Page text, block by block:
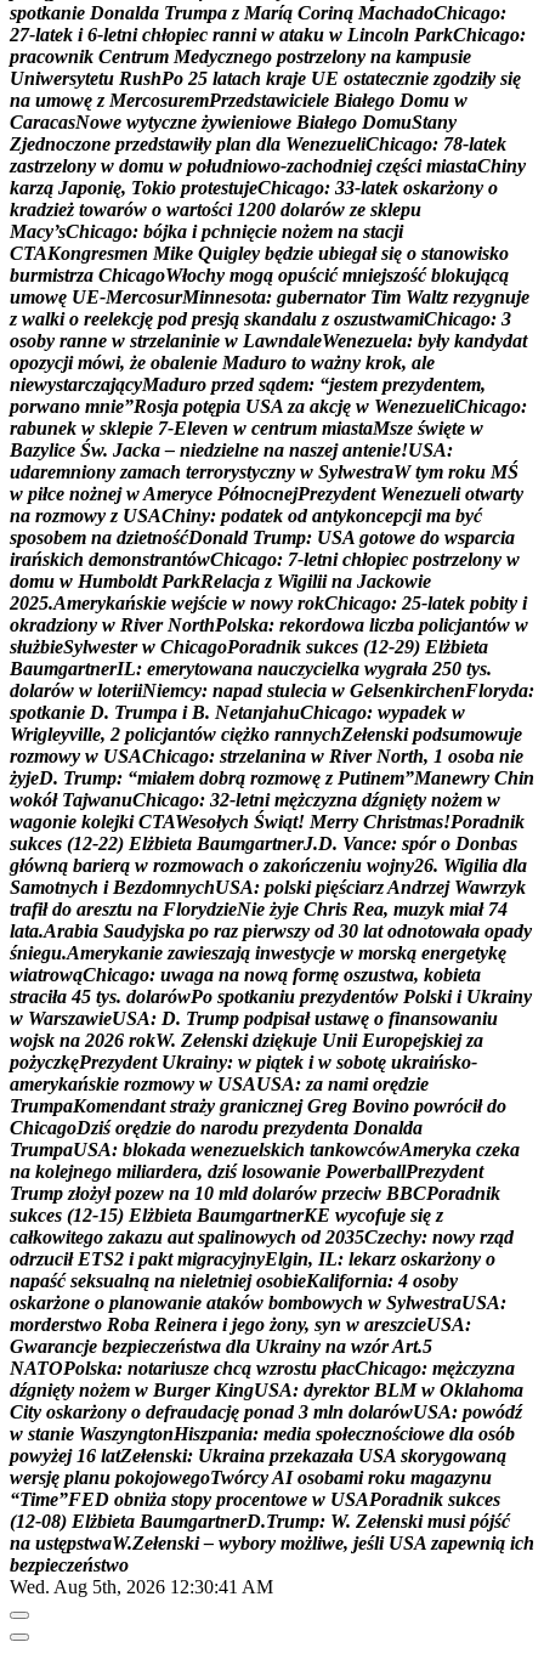
spotkanie Donalda Trumpa z Maríą Coriną MachadoChicago:
27-latek i 6-letni chłopiec ranni w ataku w Lincoln ParkChicago:
pracownik Centrum Medycznego postrzelony na kampusie
Uniwersytetu RushPo 25 latach kraje UE ostatecznie zgodziły się
na umowę z MercosuremPrzedstawiciele Białego Domu w
CaracasNowe wytyczne żywieniowe Białego DomuStany
Zjednoczone przedstawiły plan dla WenezueliChicago: 78-latek
zastrzelony w domu w południowo-zachodniej części miastaChiny
karzą Japonię, Tokio protestujeChicago: 33-latek oskarżony o
kradzież towarów o wartości 1200 dolarów ze sklepu
Macy’sChicago: bójka i pchnięcie nożem na stacji
CTAKongresmen Mike Quigley będzie ubiegał się o stanowisko
burmistrza ChicagoWłochy mogą opuścić mniejszość blokującą
umowę UE-MercosurMinnesota: gubernator Tim Waltz rezygnuje
z walki o reelekcję pod presją skandalu z oszustwamiChicago: 3
osoby ranne w strzelaninie w LawndaleWenezuela: były kandydat
opozycji mówi, że obalenie Maduro to ważny krok, ale
niewystarczającyMaduro przed sądem: “jestem prezydentem,
porwano mnie”Rosja potępia USA za akcję w WenezueliChicago:
rabunek w sklepie 7-Eleven w centrum miastaMsze święte w
Bazylice Św. Jacka – niedzielne na naszej antenie!USA:
udaremniony zamach terrorystyczny w SylwestraW tym roku MŚ
w piłce nożnej wAmeryce PółnocnejPrezydent Wenezueli otwarty
na rozmowy z USAChiny: podatek od antykoncepcji ma być
sposobem na dzietnośćDonald Trump: USA gotowe do wsparcia
irańskich demonstrantówChicago: 7-letni chłopiec postrzelony w
domu w Humboldt ParkRelacja z Wigilii na Jackowie
2025.Amerykańskie wejście w nowy rokChicago: 25-latek pobity i
okradziony w River NorthPolska: rekordowa liczba policjantów w
służbieSylwester w ChicagoPoradnik sukces (12-29) Elżbieta
BaumgartnerIL: emerytowana nauczycielka wygrała 250 tys.
dolarów w loteriiNiemcy: napad stulecia w GelsenkirchenFloryda:
spotkanie D. Trumpa i B. NetanjahuChicago: wypadek w
Wrigleyville, 2 policjantów ciężko rannychZełenski podsumowuje
rozmowy w USAChicago: strzelanina w River North, 1 osoba nie
żyjeD. Trump: “miałem dobrą rozmowę z Putinem”Manewry Chin
wokół TajwanuChicago: 32-letni mężczyzna dźgnięty nożem w
wagonie kolejki CTAWesołych Świąt! Merry Christmas!Poradnik
sukces (12-22) Elżbieta BaumgartnerJ.D. Vance: spór o Donbas
główną barierą w rozmowach o zakończeniu wojny26. Wigilia dla
Samotnych i BezdomnychUSA: polski pięściarzAndrzej Wawrzyk
trafił do aresztu na FlorydzieNie żyje Chris Rea, muzyk miał 74
lata.Arabia Saudyjska po raz pierwszy od 30 lat odnotowała opady
śniegu.Amerykanie zawieszają inwestycje w morską energetykę
wiatrowąChicago: uwaga na nową formę oszustwa, kobieta
straciła 45 tys. dolarówPo spotkaniu prezydentów Polski i Ukrainy
w WarszawieUSA: D. Trump podpisał ustawę o finansowaniu
wojsk na 2026 rokW. Zełenski dziękuje Unii Europejskiej za
pożyczkęPrezydent Ukrainy: w piątek i w sobotę ukraińsko-
amerykańskie rozmowy w USAUSA: za nami orędzie
TrumpaKomendant straży granicznej Greg Bovino powrócił do
ChicagoDziś orędzie do narodu prezydenta Donalda
TrumpaUSA: blokada wenezuelskich tankowcówAmeryka czeka
na kolejnego miliardera, dziś losowanie PowerballPrezydent
Trump złożył pozew na 10 mld dolarów przeciw BBCPoradnik
sukces (12-15) Elżbieta BaumgartnerKE wycofuje się z
całkowitego zakazu aut spalinowych od 2035Czechy: nowy rząd
odrzucił ETS2 i pakt migracyjnyElgin, IL: lekarz oskarżony o
napaść seksualną na nieletniej osobieKalifornia: 4 osoby
oskarżone o planowanie ataków bombowych w SylwestraUSA:
morderstwo Roba Reinera i jego żony, syn w areszcieUSA:
Gwarancje bezpieczeństwa dla Ukrainy na wzórArt.5
NATOPolska: notariusze chcą wzrostu płacChicago: mężczyzna
dźgnięty nożem w Burger KingUSA: dyrektor BLM w Oklahoma
City oskarżony o defraudację ponad 3 mln dolarówUSA: powódź
w stanie WaszyngtonHiszpania: media społecznościowe dla osób
powyżej 16 latZełenski: Ukraina przekazała USA skorygowaną
wersję planu pokojowegoTwórcyAI osobami roku magazynu
“Time”FED obniża stopy procentowe w USAPoradnik sukces
(12-08) Elżbieta BaumgartnerD.Trump: W. Zełenski musi pójść
na ustępstwaW.Zełenski – wybory możliwe, jeśli USA zapewnią ich
bezpieczeństwo
Wed. Aug 5th, 2026 12:30:42 AM